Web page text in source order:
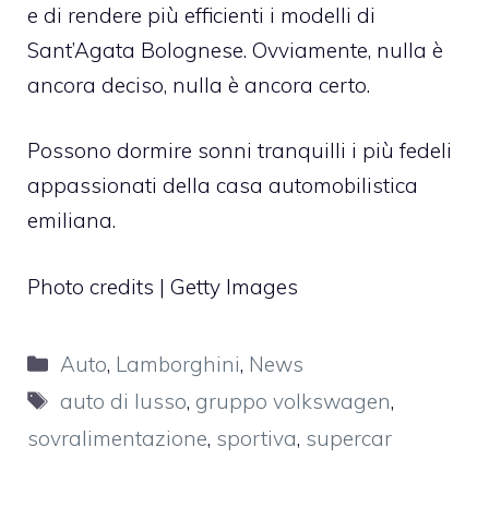
e di rendere più efficienti i modelli di
Sant’Agata Bolognese. Ovviamente, nulla è
ancora deciso, nulla è ancora certo.
Possono dormire sonni tranquilli i più fedeli
appassionati della casa automobilistica
emiliana.
Photo credits | Getty Images
Categorie
Auto, Lamborghini, News
Tag
auto di lusso, gruppo volkswagen,
sovralimentazione, sportiva, supercar